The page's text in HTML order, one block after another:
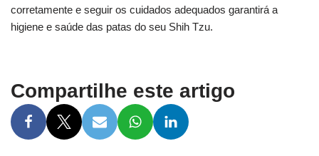
corretamente e seguir os cuidados adequados garantirá a
higiene e saúde das patas do seu Shih Tzu.
Compartilhe este artigo